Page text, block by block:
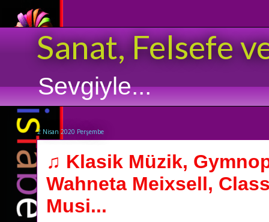
Sanat, Felsefe
Sevgiyle...
2 Nisan 2020 Perşembe
♫ Klasik Müzik,
Wahneta Meixsell,
Musi...